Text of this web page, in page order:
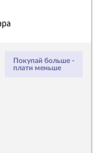
Покупай больше -
плати меньше